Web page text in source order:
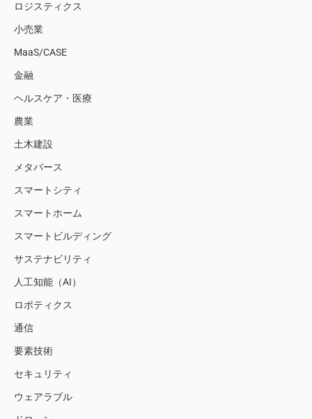
ロジスティクス
小売業
MaaS/CASE
金融
ヘルスケア・医療
農業
土木建設
メタバース
スマートシティ
スマートホーム
スマートビルディング
サステナビリティ
人工知能（AI）
ロボティクス
通信
要素技術
セキュリティ
ウェアラブル